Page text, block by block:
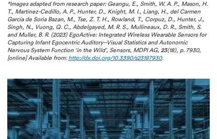
*Images adapted from research paper: Geangu, E., Smith, W. A. P., Mason, H.
T., Martinez-Cedillo, A. P., Hunter, D., Knight, M. I., Liang, H., del Carmen
Garcia de Soria Bazan, M., Tse, Z. T. H., Rowland, T., Corpuz, D., Hunter, J.,
Singh, N., Vuong, Q. C., Abdelgayed, M. R. S., Mullineaux, D. R., Smith, S.
and Muller, B. R. (2023) EgoActive: Integrated Wireless Wearable Sensors for
Capturing Infant Egocentric Auditory–Visual Statistics and Autonomic
Nervous System Function ‘in the Wild’, Sensors, MDPI AG, 23(18), p. 7930,
[online] Available from: http://dx.doi.org/10.3390/s23187930.